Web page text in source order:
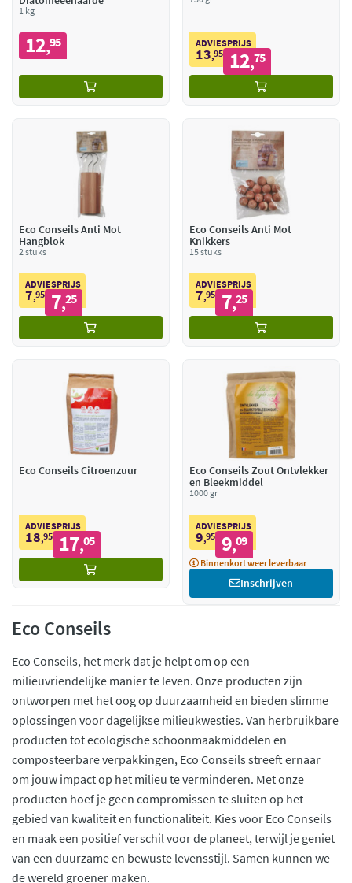
1 kg
12,95 ADVIESPRIJS
13,95 12,75
Eco Conseils Anti Mot
Hangblok
2 stuks
ADVIESPRIJS
7,95 7,25
Eco Conseils Anti Mot
Knikkers
15 stuks
ADVIESPRIJS
7,95 7,25
Eco Conseils Citroenzuur
ADVIESPRIJS
18,95 17,05
Eco Conseils Zout Ontvlekker
en Bleekmiddel
1000 gr
ADVIESPRIJS
9,95 9,09
Binnenkort weer leverbaar
Inschrijven
Eco Conseils
Eco Conseils, het merk dat je helpt om op een
milieuvriendelijke manier te leven. Onze producten zijn
ontworpen met het oog op duurzaamheid en bieden slimme
oplossingen voor dagelijkse milieukwesties. Van herbruikbare
producten tot ecologische schoonmaakmiddelen en
composteerbare verpakkingen, Eco Conseils streeft ernaar
om jouw impact op het milieu te verminderen. Met onze
producten hoef je geen compromissen te sluiten op het
gebied van kwaliteit en functionaliteit. Kies voor Eco Conseils
en maak een positief verschil voor de planeet, terwijl je geniet
van een duurzame en bewuste levensstijl. Samen kunnen we
de wereld groener maken.